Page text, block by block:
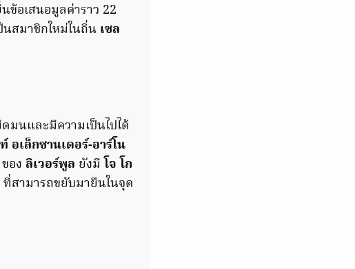
ข้อเสนอมูลค่าราว 22
นสมาชิกใหม่ในถิ่น เซล
มนและมีความเป็นไปได้
อเล็กซานเดอร์-อาร์โน
อง ลิเวอร์พูล ยังมีโจ โก
ที่สามารถขยับมายืนในจุด